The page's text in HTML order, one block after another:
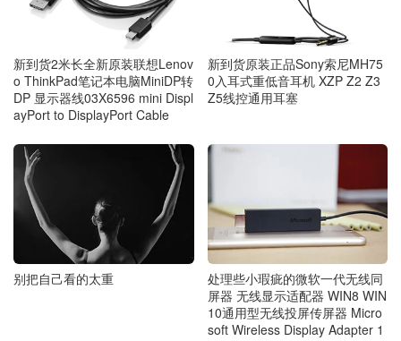
新到货2米长全新原装联想Lenov
o ThinkPad笔记本电脑MiniDP转
DP 显示器线03X6596 mini Displ
ayPort to DisplayPort Cable
新到货原装正品Sony索尼MH75
0入耳式重低音耳机 XZP Z2 Z3
Z5线控通用耳塞
别把自己看的太重
处理些小瑕疵的微软一代无线同
屏器 无线显示适配器 WIN8 WIN
10通用型无线投屏传屏器 Micro
soft Wireless Display Adapter 1